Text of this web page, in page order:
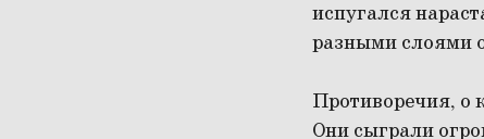
испугался
разными слоями
Противоречия, о
Они сыграли